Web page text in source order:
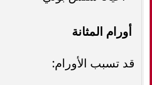
أورام المثانة
قد تسبب الأورام: